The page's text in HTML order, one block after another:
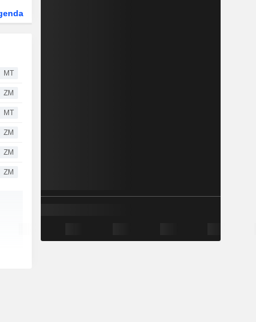
MT
ZM
MT
ZM
ZM
ZM